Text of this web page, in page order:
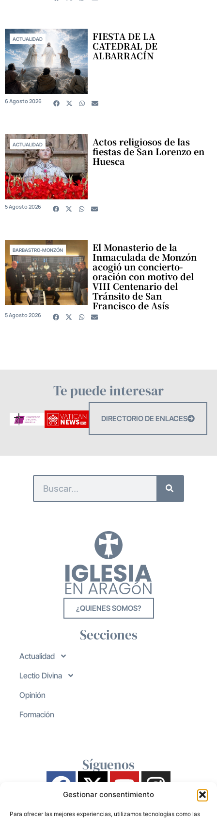
Gestionar consentimiento
Para ofrecer las mejores experiencias, utilizamos tecnologías como las
ACTUALIDAD FIESTA DE LA
CATEDRAL DE
ALBARRACÍN
6 Agosto 2026
ACTUALIDAD Actos religiosos de las
fiestas de San Lorenzo en
Huesca
5 Agosto 2026
BARBASTRO-MONZÓN El Monasterio de la
Inmaculada de Monzón
acogió un concierto-
oración con motivo del
VIII Centenario del
Tránsito de San
Francisco de Asís
5 Agosto 2026
Te puede interesar
DIRECTORIO DE ENLACES
¿QUIENES SOMOS?
Secciones
Actualidad
Lectio Divina
Opinión
Formación
Síguenos